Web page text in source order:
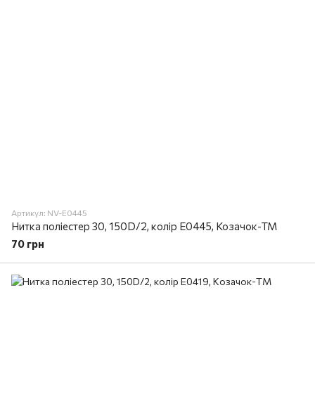
Артикул: NV-E0445
Нитка поліестер 30, 150D/2, колір E0445, Козачок-ТМ
70 грн